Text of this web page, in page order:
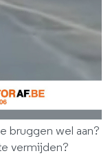
bruggen wel aan?
vermijden?